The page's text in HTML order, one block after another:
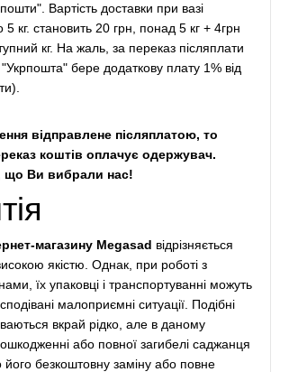
Вартість доставки при вазі
кг. становить 20 грн, понад 5 кг + 4грн
кг. На жаль, за переказ післяплати
бере додаткову плату 1% від
відправлене післяплатою, то
коштів оплачує одержувач.
що Ви вибрали нас!
магазину Megasad відрізняється
якістю. Однак, при роботі з
їх упаковці і транспортуванні можуть
малоприємні ситуації. Подібні
вкрай рідко, але в даному
або повної загибелі саджанця
безкоштовну заміну або повне